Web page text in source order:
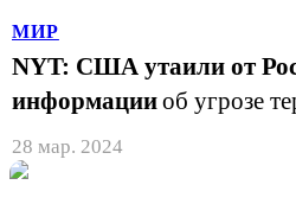
МИР
NYT: США утаили от
информацииоб угрозе
28 мар. 2024